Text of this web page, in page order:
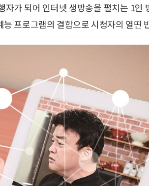
가 되어 인터넷 생방송을 펼치는 1인
프로그램의 결합으로 시청자의 열띤